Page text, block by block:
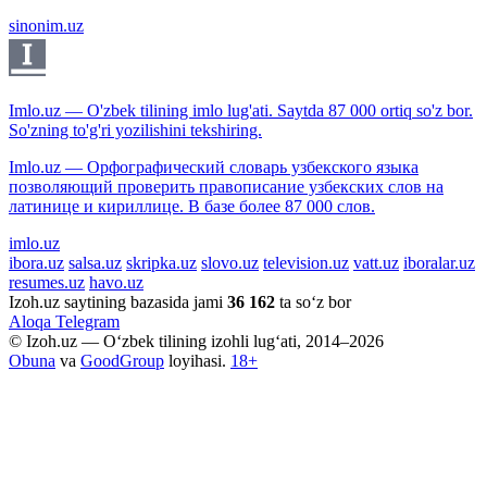
sinonim.uz
Imlo.uz — O'zbek tilining imlo lug'ati. Saytda 87 000 ortiq so'z bor.
So'zning to'g'ri yozilishini tekshiring.
Imlo.uz — Орфографический словарь узбекского языка
позволяющий проверить правописание узбекских слов на
латинице и кириллице. В базе более 87 000 слов.
imlo.uz
ibora.uz salsa.uz skripka.uz slovo.uz television.uz vatt.uz iboralar.uz
resumes.uz havo.uz
Izoh.uz saytining bazasida jami 36 162 ta so‘z bor
Aloqa Telegram
© Izoh.uz — O‘zbek tilining izohli lug‘ati, 2014–2026
Obuna va GoodGroup loyihasi. 18+